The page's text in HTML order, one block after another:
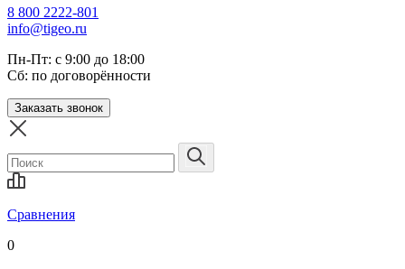
8 800 2222-801
info@tigeo.ru
Пн-Пт: с 9:00 до 18:00
Сб: по договорённости
Заказать звонок
Сравнения
0